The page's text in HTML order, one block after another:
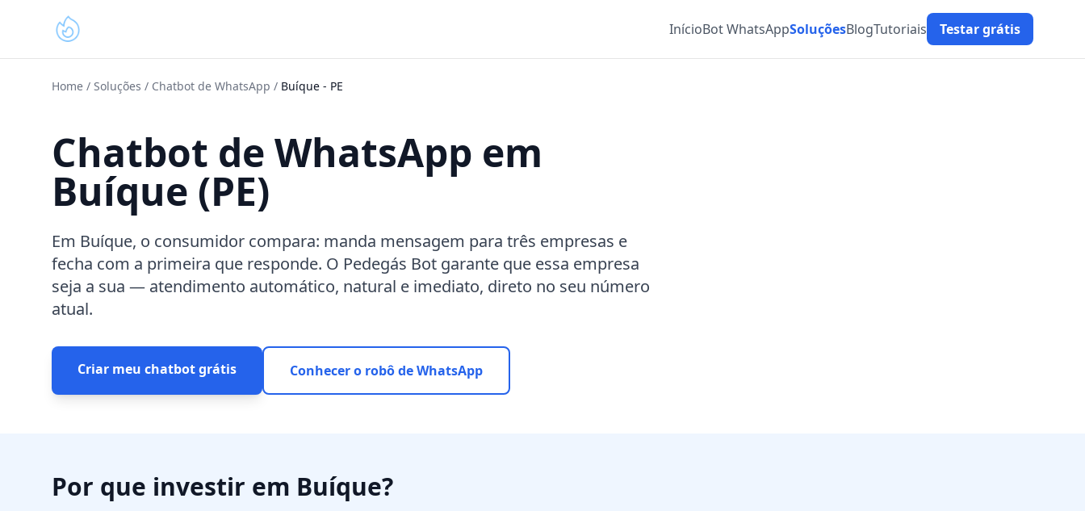
InícioBot WhatsAppSoluçõesBlogTutoriais Testar grátis
Home / Soluções / Chatbot de WhatsApp / Buíque - PE
Chatbot de WhatsApp em
Buíque (PE)
Em Buíque, o consumidor compara: manda mensagem para três empresas e
fecha com a primeira que responde. O Pedegás Bot garante que essa empresa
seja a sua — atendimento automático, natural e imediato, direto no seu número
atual.
Criar meu chatbot grátis Conhecer o robô de WhatsApp
Por que investir em Buíque?